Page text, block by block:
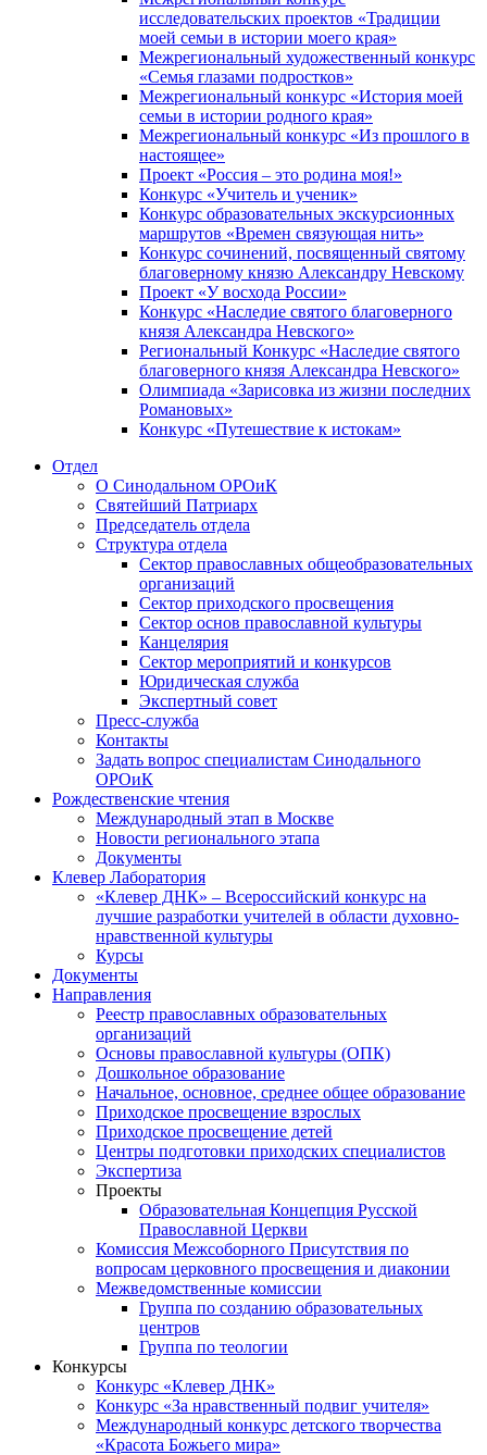
исследовательских проектов «Традиции
моей семьи в истории моего края»
Межрегиональный художественный конкурс
«Семья глазами подростков»
Межрегиональный конкурс «История моей
семьи в истории родного края»
Межрегиональный конкурс «Из прошлого в
настоящее»
Проект «Россия – это родина моя!»
Конкурс «Учитель и ученик»
Конкурс образовательных экскурсионных
маршрутов «Времен связующая нить»
Конкурс сочинений, посвященный святому
благоверному князю Александру Невскому
Проект «У восхода России»
Конкурс «Наследие святого благоверного
князя Александра Невского»
Региональный Конкурс «Наследие святого
благоверного князя Александра Невского»
Олимпиада «Зарисовка из жизни последних
Романовых»
Конкурс «Путешествие к истокам»
Отдел
О Синодальном ОРОиК
Святейший Патриарх
Председатель отдела
Структура отдела
Сектор православных общеобразовательных
организаций
Сектор приходского просвещения
Сектор основ православной культуры
Канцелярия
Сектор мероприятий и конкурсов
Юридическая служба
Экспертный совет
Пресс-служба
Контакты
Задать вопрос специалистам Синодального
ОРОиК
Рождественские чтения
Международный этап в Москве
Новости регионального этапа
Документы
Клевер Лаборатория
«Клевер ДНК» – Всероссийский конкурс на
лучшие разработки учителей в области духовно-
нравственной культуры
Курсы
Документы
Направления
Реестр православных образовательных
организаций
Основы православной культуры (ОПК)
Дошкольное образование
Начальное, основное, среднее общее образование
Приходское просвещение взрослых
Приходское просвещение детей
Центры подготовки приходских специалистов
Экспертиза
Проекты
Образовательная Концепция Русской
Православной Церкви
Комиссия Межсоборного Присутствия по
вопросам церковного просвещения и диаконии
Межведомственные комиссии
Группа по созданию образовательных
центров
Группа по теологии
Конкурсы
Конкурс «Клевер ДНК»
Конкурс «За нравственный подвиг учителя»
Международный конкурс детского творчества
«Красота Божьего мира»